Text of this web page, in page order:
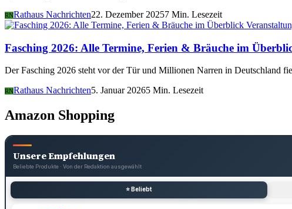
RNRathaus Nachrichten22. Dezember 20257 Min. Lesezeit
Fasching 2026: Alle Termine, Ferien & Bräuche im
Der Fasching 2026 steht vor der Tür und Millionen Narren in Deutschland
RNRathaus Nachrichten5. Januar 20265 Min. Lesezeit
Amazon Shopping
Unsere Empfehlungen
Beliebte Produkte · Von der Redaktion ausgewählt
⭐ Beliebt